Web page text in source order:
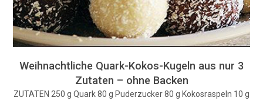
Weihnachtliche Quark-Kokos-Kugeln aus nur 3
Zutaten – ohne Backen
ZUTATEN 250 g Quark 80 g Puderzucker 80 g Kokosraspeln 10 g